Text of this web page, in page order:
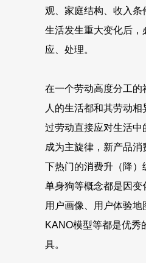
观、家庭结构、收入条
生活发生重大变化后，
应、处理。
在一个劳动高度分工的
人的生活都和其劳动相
过劳动直接应对生活中
成为主旋律，新产品
下热门的消费升（降）
单身狗等概念都是因变
用户画像、用户体验地
KANO模型等都是优秀
具。